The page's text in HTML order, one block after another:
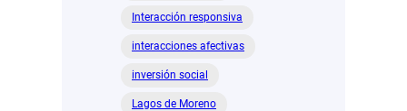
Interacción responsiva
interacciones afectivas
inversión social
Lagos de Moreno